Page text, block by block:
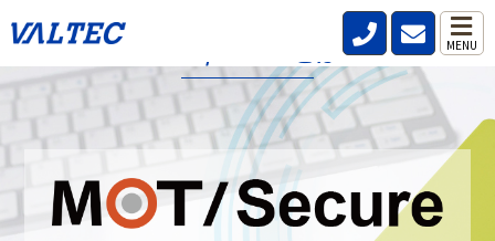
MENU
MOT/secureとは、社内・社外問わず従業員が利用するPCのUSB
デバイスを監視し、いつ・誰が・どんな情報を持ち出したのか記
録と通知を行うことができるサービスです。
USBデバイスを監視することを周知させることで情報の持ち出し
を牽制し、防止できます。 また、MOT/secureと通信ができない